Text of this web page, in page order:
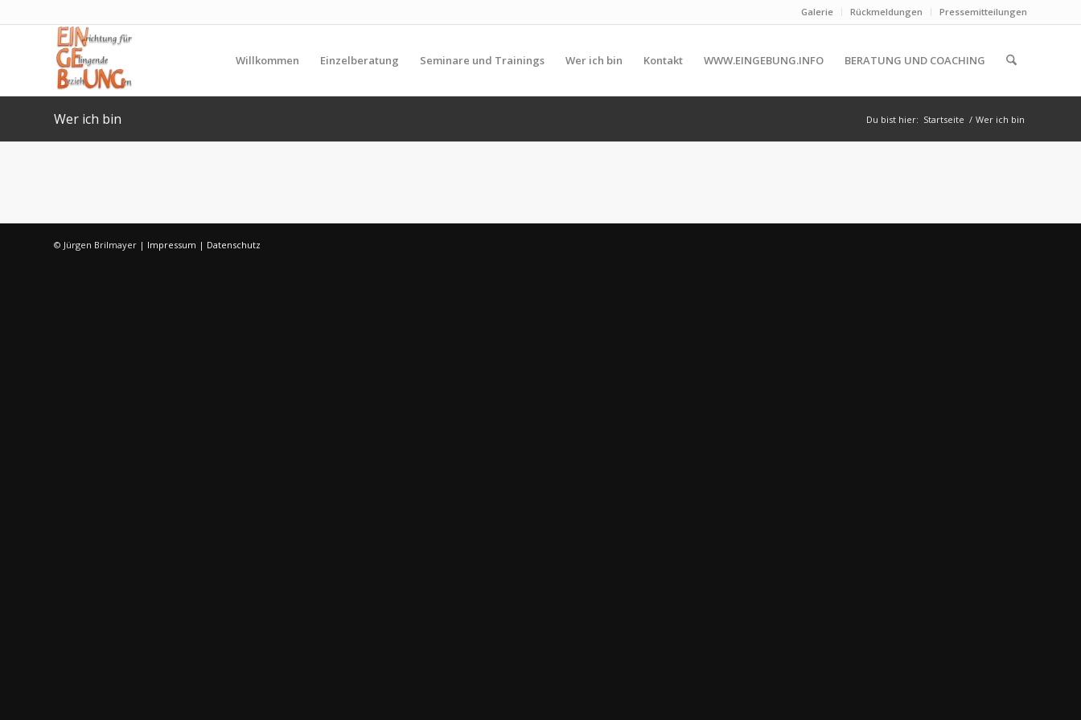
Galerie Rückmeldungen Pressemitteilungen
Willkommen Einzelberatung Seminare und Trainings Wer ich bin Kontakt WWW.EINGEBUNG.INFO BERATUNG UND COACHING
Wer ich bin Du bist hier: Startseite / Wer ich bin
© Jürgen Brilmayer | Impressum | Datenschutz